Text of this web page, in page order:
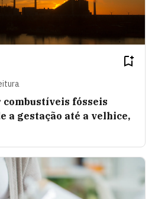
combustíveis fósseis
a gestação até a velhice,